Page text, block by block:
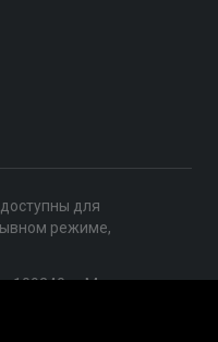
для
режиме,
г. Москва,